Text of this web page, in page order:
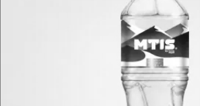
OpenFreeMap©OpenMapTiles